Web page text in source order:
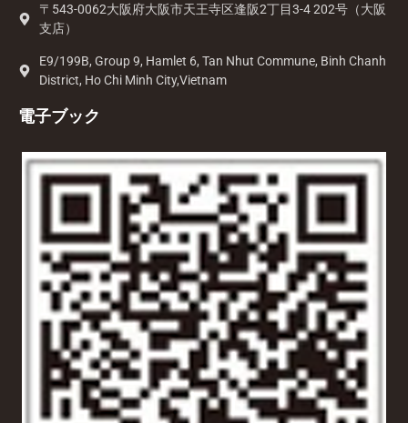
〒543-0062大阪府大阪市天王寺区逢阪2丁目3-4 202号（大阪
支店）
E9/199B, Group 9, Hamlet 6, Tan Nhut Commune, Binh Chanh
District, Ho Chi Minh City,Vietnam
電子ブック